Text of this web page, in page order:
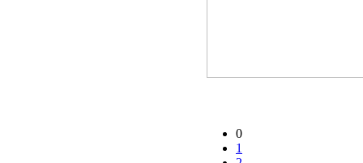
0
1